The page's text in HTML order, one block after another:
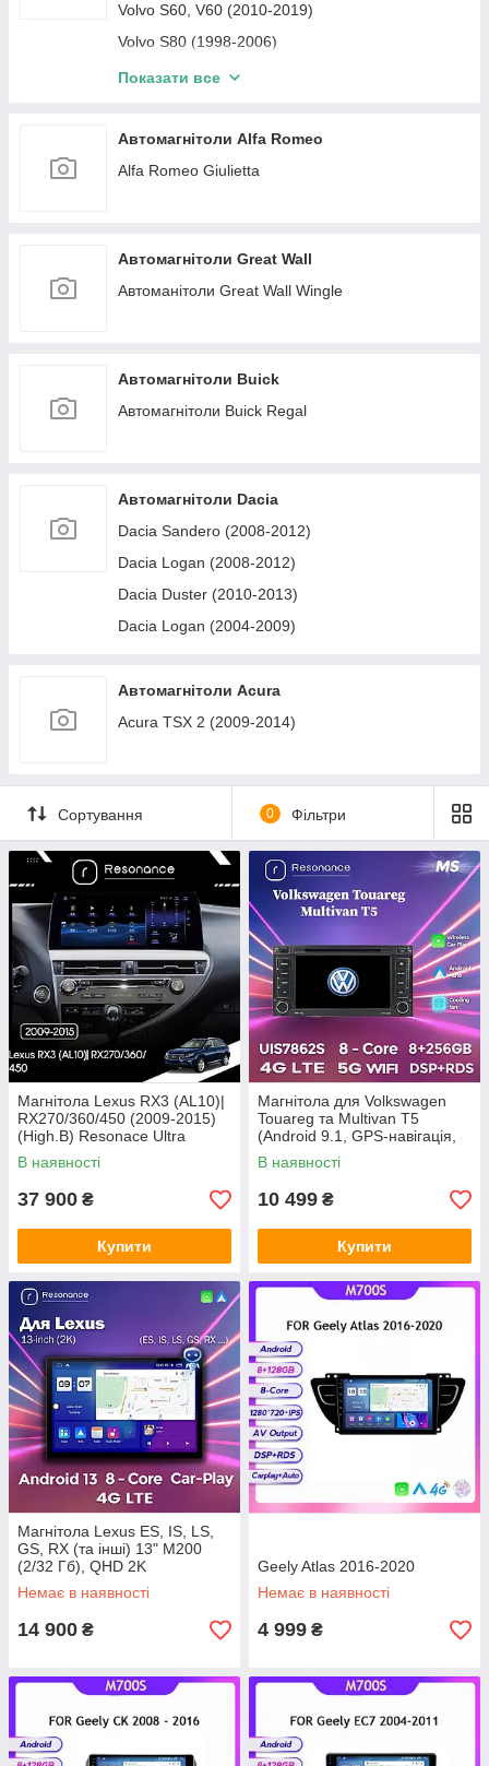
Suzuki Vitara 4 (2015-2025)
Volvo S60, V60 (2010-2019)
Volvo S80 (1998-2006)
Volvo XC90 (2002-2014)
Volvo S80 (2006-2012)
Показати все
Автомагнітоли Alfa Romeo
Alfa Romeo Giulietta
Автомагнітоли Great Wall
Автоманітоли Great Wall Wingle
Автомагнітоли Buick
Автомагнітоли Buick Regal
Автомагнітоли Dacia
Dacia Sandero (2008-2012)
Dacia Logan (2008-2012)
Dacia Duster (2010-2013)
Dacia Logan (2004-2009)
Автомагнітоли Acura
Acura TSX 2 (2009-2014)
Сортування 0 Фільтри
Магнітола Lexus RX3 (AL10)|
RX270/360/450 (2009-2015)
(High.B) Resonace Ultra
8+128 12.3"
В наявності
37 900 ₴
Купити
Магнітола для Volkswagen
Touareg та Multivan T5
(Android 9.1, GPS-навігація,
DVD, 7-дюймовий екран)
В наявності
10 499 ₴
Купити
Магнітола Lexus ES, IS, LS,
GS, RX (та інші) 13" M200
(2/32 Гб), QHD 2K
(1920x1200) QLED, 4G +
CarPlay
Немає в наявності
14 900 ₴
Geely Atlas 2016-2020
Немає в наявності
4 999 ₴